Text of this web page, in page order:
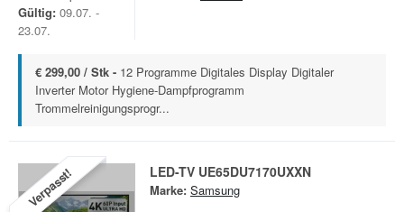
Gültig: 09.07. -
23.07.
€ 299,00 / Stk - 12 Programme Digitales Display Digitaler
Inverter Motor Hygiene-Dampfprogramm
Trommelreinigungsprogr...
Verpasst! LED-TV UE65DU7170UXXN
Marke: Samsung